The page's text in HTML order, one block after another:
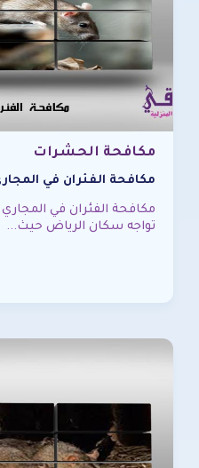
مكافحة الحشرات
مكافحة الفئران في
مكافحة الفئران في
تواجه سكان الرياض حيث...